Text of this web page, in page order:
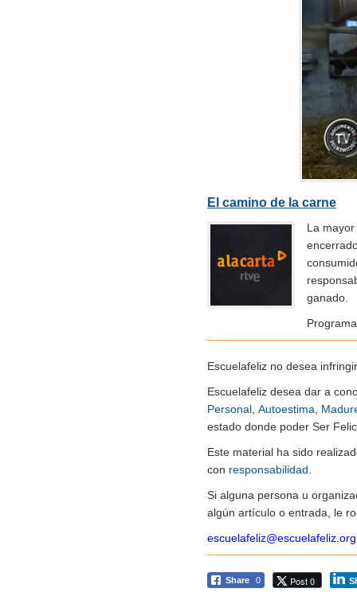
El camino de la carne
La
ganado.
Escuelafeliz no desea
Escuelafeliz desea dar a
Personal Autoestima
estado donde poder Ser
Este material ha sido
con responsabilidad
Si alguna persona u
algún artículo o entrada, le
escuelafeliz@escuelafeliz.org
Share 0 Post 0